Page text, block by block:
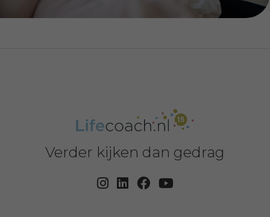
Verder kijken dan gedrag